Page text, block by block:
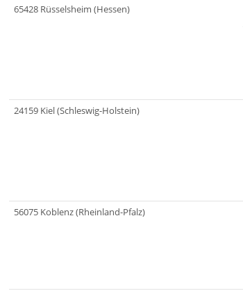
65428 Rüsselsheim (Hessen)
24159 Kiel (Schleswig-Holstein)
56075 Koblenz (Rheinland-Pfalz)